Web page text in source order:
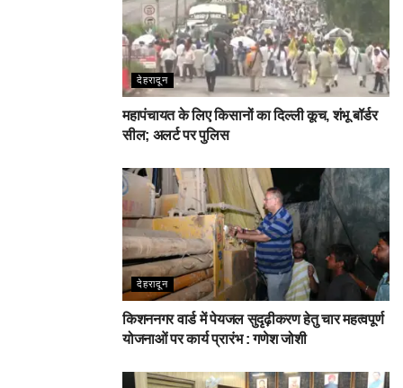
देहरादून
महापंचायत के लिए किसानों का दिल्ली कूच, शंभू बॉर्डर
सील; अलर्ट पर पुलिस
देहरादून
किशननगर वार्ड में पेयजल सुदृढ़ीकरण हेतु चार महत्वपूर्ण
योजनाओं पर कार्य प्रारंभ : गणेश जोशी